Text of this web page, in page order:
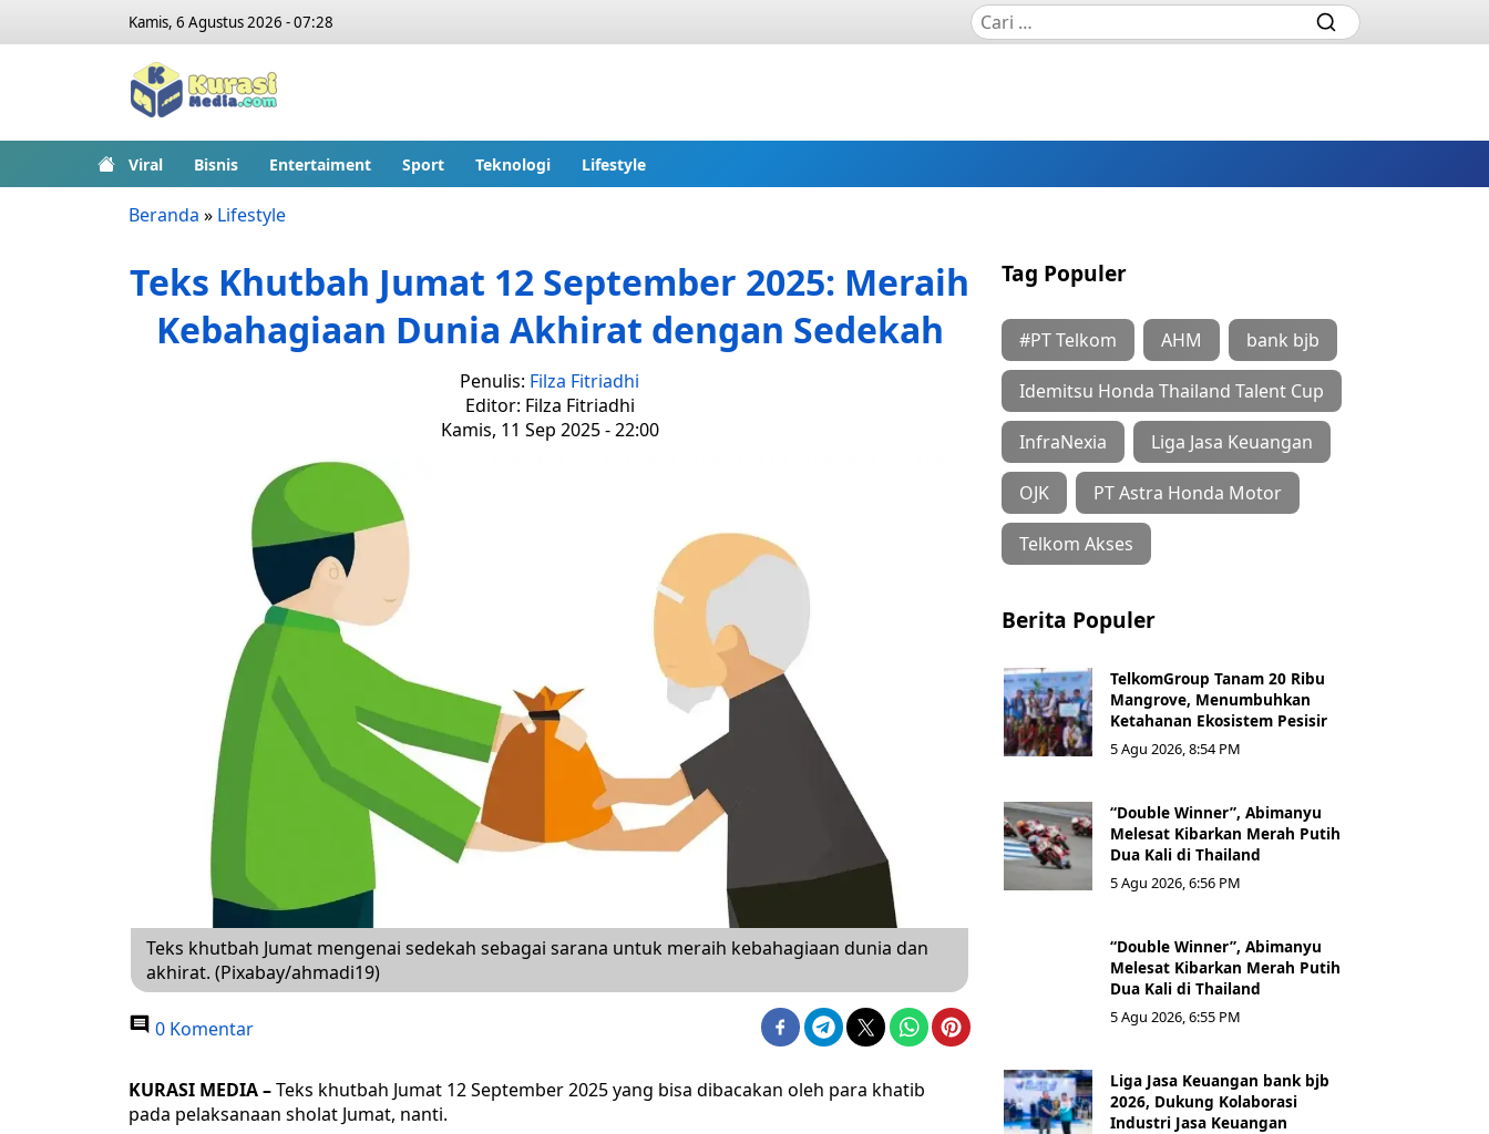
Kamis, 6 Agustus 2026 - 07:28
Viral Bisnis Entertaiment Sport Teknologi Lifestyle
Beranda » Lifestyle
Teks Khutbah Jumat 12 September 2025: Meraih
Kebahagiaan Dunia Akhirat dengan Sedekah
Penulis: Filza Fitriadhi
Editor: Filza Fitriadhi
Kamis, 11 Sep 2025 - 22:00
Teks khutbah Jumat mengenai sedekah sebagai sarana untuk meraih kebahagiaan dunia dan
akhirat. (Pixabay/ahmadi19)
0 Komentar
KURASI MEDIA –Teks khutbah Jumat 12 September 2025 yang bisa dibacakan oleh para khatib
pada pelaksanaan sholat Jumat, nanti.
Tag Populer
#PT Telkom AHM bank bjb
Idemitsu Honda Thailand Talent Cup
InfraNexia Liga Jasa Keuangan
OJK PT Astra Honda Motor
Telkom Akses
Berita Populer
TelkomGroup Tanam 20 Ribu
Mangrove, Menumbuhkan
Ketahanan Ekosistem Pesisir
5 Agu 2026, 8:54 PM
“Double Winner”, Abimanyu
Melesat Kibarkan Merah Putih
Dua Kali di Thailand
5 Agu 2026, 6:56 PM
“Double Winner”, Abimanyu
Melesat Kibarkan Merah Putih
Dua Kali di Thailand
5 Agu 2026, 6:55 PM
Liga Jasa Keuangan bank bjb
2026, Dukung Kolaborasi
Industri Jasa Keuangan